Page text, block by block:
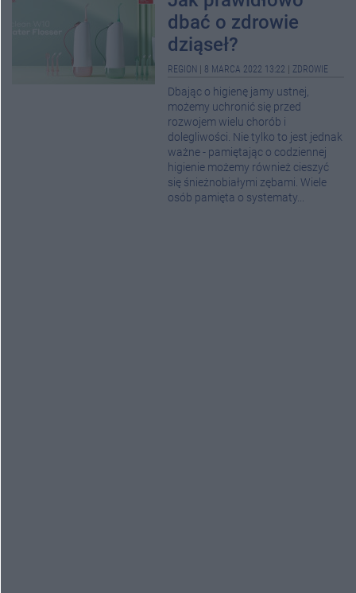
dbać o zdrowie
dziąseł?
REGION 8 MARCA 2022 13:22 ZDROWIE
Dbając o higienę jamy ustnej,
możemy uchronić się przed
rozwojem wielu chorób i
dolegliwości. Nie tylko to jest jednak
ważne - pamiętając o codziennej
higienie możemy również cieszyć
się śnieżnobiałymi zębami. Wiele
osób pamięta o systematy...